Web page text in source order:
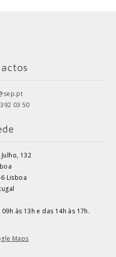
03 50
132
Lisboa
às 13h e das 14h às 17h.
Maps